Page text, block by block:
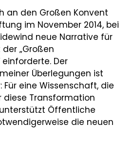
an den Großen Konvent
im November 2014, bei
neue Narrative für
„Großen
Der
Überlegungen ist
eine Wissenschaft, die
diese Transformation
Öffentliche
die neuen